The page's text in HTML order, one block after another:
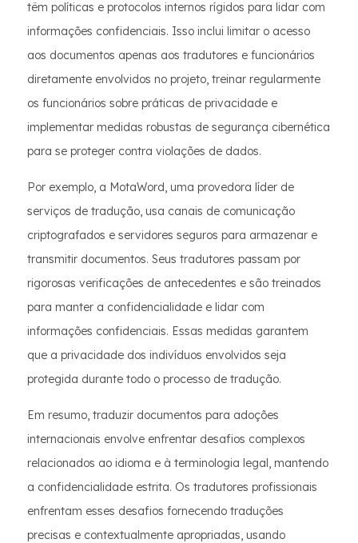
têm políticas e protocolos internos rígidos para lidar com
informações confidenciais. Isso inclui limitar o acesso
aos documentos apenas aos tradutores e funcionários
diretamente envolvidos no projeto, treinar regularmente
os funcionários sobre práticas de privacidade e
implementar medidas robustas de segurança cibernética
para se proteger contra violações de dados.
Por exemplo, a MotaWord, uma provedora líder de
serviços de tradução, usa canais de comunicação
criptografados e servidores seguros para armazenar e
transmitir documentos. Seus tradutores passam por
rigorosas verificações de antecedentes e são treinados
para manter a confidencialidade e lidar com
informações confidenciais. Essas medidas garantem
que a privacidade dos indivíduos envolvidos seja
protegida durante todo o processo de tradução.
Em resumo, traduzir documentos para adoções
internacionais envolve enfrentar desafios complexos
relacionados ao idioma e à terminologia legal, mantendo
a confidencialidade estrita. Os tradutores profissionais
enfrentam esses desafios fornecendo traduções
precisas e contextualmente apropriadas, usando